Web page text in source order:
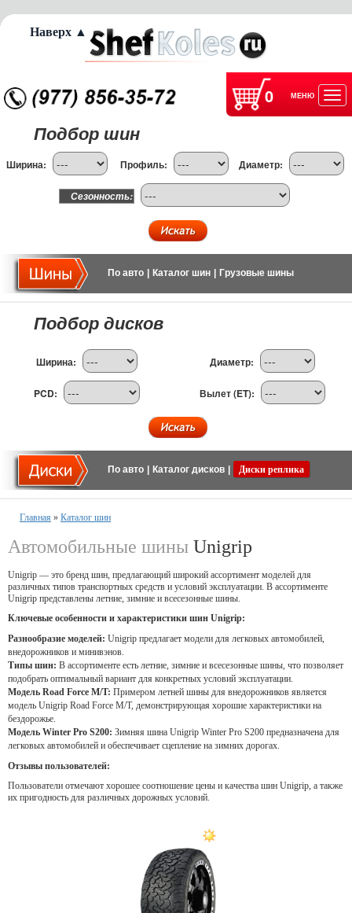
0 МЕНЮ
Подбор шин
Ширина: Профиль: Диаметр:
Сезонность:
По авто Каталог шин Грузовые шины
Подбор дисков
Ширина: Диаметр:
PCD: Вылет (ET):
По авто Каталог дисков Диски реплика
Главная » Каталог шин
Автомобильные шины Unigrip
Unigrip — это бренд шин, предлагающий широкий ассортимент моделей для
различных типов транспортных средств и условий эксплуатации. В ассортименте
Unigrip представлены летние, зимние и всесезонные шины.
Ключевые особенности и характеристики шин Unigrip:
Разнообразие моделей: Unigrip предлагает модели для легковых автомобилей,
внедорожников и минивэнов.
Типы шин: В ассортименте есть летние, зимние и всесезонные шины, что позволяет
подобрать оптимальный вариант для конкретных условий эксплуатации.
Модель Road Force M/T: Примером летней шины для внедорожников является
модель Unigrip Road Force M/T, демонстрирующая хорошие характеристики на
бездорожье.
Модель Winter Pro S200: Зимняя шина Unigrip Winter Pro S200 предназначена для
легковых автомобилей и обеспечивает сцепление на зимних дорогах.
Отзывы пользователей:
Пользователи отмечают хорошее соотношение цены и качества шин Unigrip, а также
их пригодность для различных дорожных условий.
Наверх ▲